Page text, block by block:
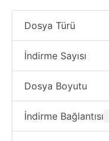
Dosya Türü
İndirme Sayısı
Dosya Boyutu
İndirme Bağlantısı